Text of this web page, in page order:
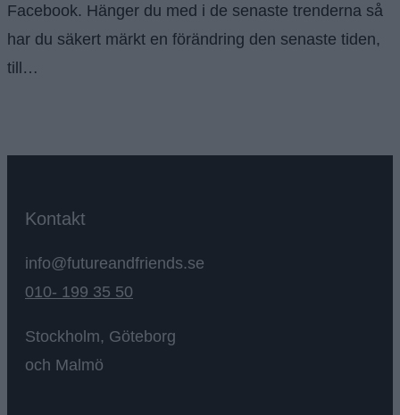
Facebook. Hänger du med i de senaste trenderna så
har du säkert märkt en förändring den senaste tiden,
till…
Kontakt
info@futureandfriends.se
010- 199 35 50
Stockholm, Göteborg
och Malmö